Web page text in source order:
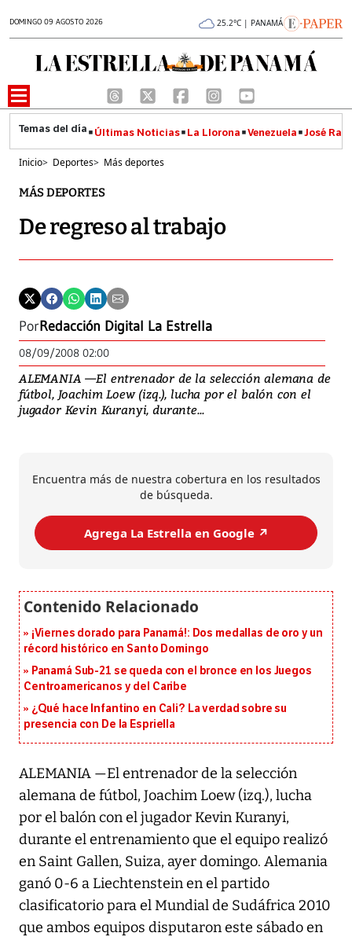
DOMINGO 09 AGOSTO 2026 25.2°C | PANAMÁ
Últimas Noticias La Llorona Venezuela José
Inicio> Deportes> Más deportes
MÁS DEPORTES
De regreso al trabajo
PorRedacción Digital La Estrella
08/09/2008 02:00
ALEMANIA —El entrenador de la selección alemana de
fútbol, Joachim Loew (izq.), lucha por el balón con el
jugador Kevin Kuranyi, durante...
Encuentra más de nuestra cobertura en los resultados
de búsqueda.
Agrega La Estrella en Google ↗️
¡Viernes dorado para Panamá!: Dos medallas de oro y un
récord histórico en Santo Domingo
Panamá Sub-21 se queda con el bronce en los Juegos
Centroamericanos y del Caribe
¿Qué hace Infantino en Cali? La verdad sobre su
presencia con De la Espriella
ALEMANIA —El entrenador de la selección
alemana de fútbol, Joachim Loew (izq.), lucha
por el balón con el jugador Kevin Kuranyi,
durante el entrenamiento que el equipo realizó
en Saint Gallen, Suiza, ayer domingo. Alemania
ganó 0-6 a Liechtenstein en el partido
clasificatorio para el Mundial de Sudáfrica 2010
que ambos equipos disputaron este sábado en